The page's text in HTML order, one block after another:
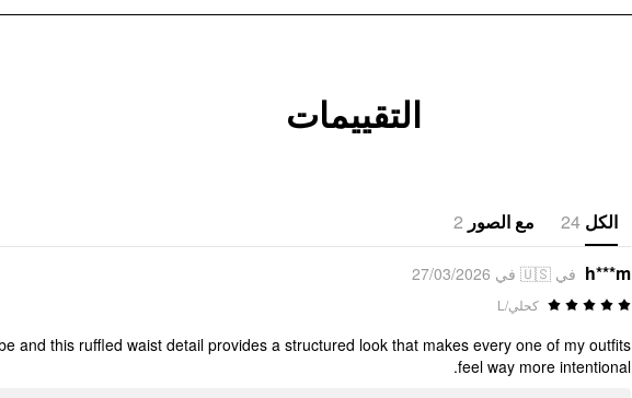
التقييمات
الكل 24 مع الصور 2
h***m في 🇺🇸 في 27/03/2026
كحلي/L
and this ruffled waist detail provides a structured look that makes every one of my outfits
feel way more intentional.